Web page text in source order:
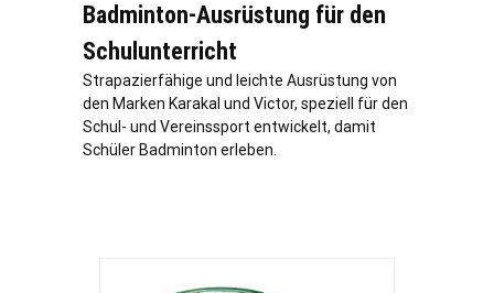
Badminton-Ausrüstung für den
Schulunterricht
Strapazierfähige und leichte Ausrüstung von
den Marken Karakal und Victor, speziell für den
Schul- und Vereinssport entwickelt, damit
Schüler Badminton erleben.